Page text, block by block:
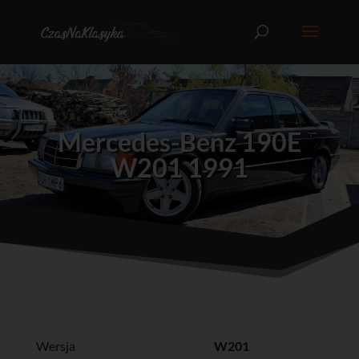
Mercedes-Benz 190E
W201 1991
Wersja
W201